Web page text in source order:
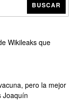
BUSCAR
Wikileaks que
pero la mejor
Joaquín